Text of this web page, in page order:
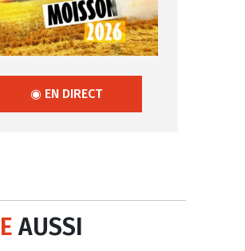
◉ EN DIRECT
AUSSI